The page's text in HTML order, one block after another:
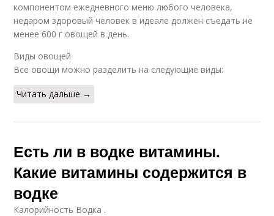
компонентом ежедневного меню любого человека,
недаром здоровый человек в идеале должен съедать не
менее 600 г овощей в день.
Виды овощей
Все овощи можно разделить на следующие виды:
Читать дальше →
Есть ли в водке витамины.
Какие витамины содержится в
водке
Калорийность Водка .